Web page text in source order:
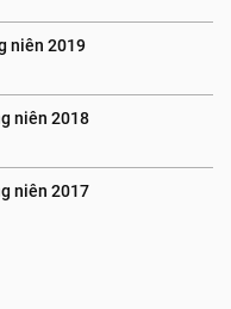
niên 2019
niên 2018
niên 2017